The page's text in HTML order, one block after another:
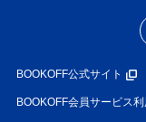
BOOKOFF公式サイト
BOOKOFF会員サービス